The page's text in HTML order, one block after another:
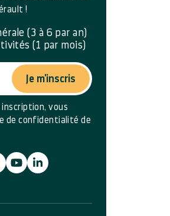
!
(3 à 6 par an)
(1 par mois)
vous
de confidentialité de
Je m'inscris